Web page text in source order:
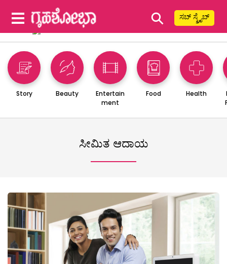
⚲ ಸಬ್ ಸ್ಕ್ರೈಬ್
Story Beauty
Entertain
ment
Food Health
ಸೀಮಿತ ಆದಾಯ